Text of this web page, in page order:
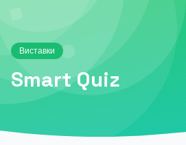
Виставки
Smart Quiz